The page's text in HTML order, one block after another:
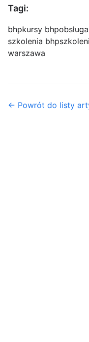
Tagi:
bhpkursy bhp
szkolenia bhp
warszawa
← Powrót do listy